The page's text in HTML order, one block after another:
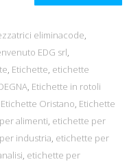
eliminacode,
EDG srl,
, Etichette, etichette
, Etichette in rotoli
Etichette Oristano, Etichette
alimenti, etichette per
industria, etichette per
, etichette per